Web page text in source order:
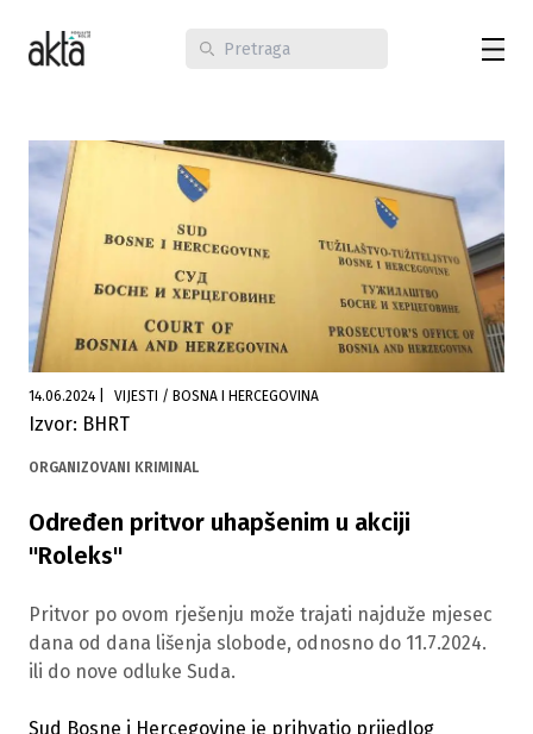
14.06.2024 VIJESTI / BOSNA I HERCEGOVINA
Izvor: BHRT
ORGANIZOVANI KRIMINAL
Određen pritvor uhapšenim u akciji
"Roleks"
Pritvor po ovom rješenju može trajati najduže mjesec
dana od dana lišenja slobode, odnosno do 11.7.2024.
ili do nove odluke Suda.
Sud Bosne i Hercegovine je prihvatio prijedlog